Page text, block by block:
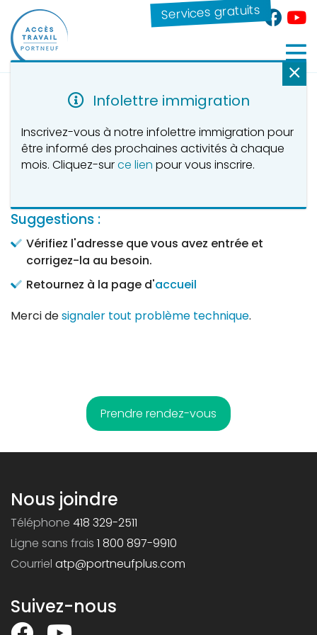
Infolettre immigration
Inscrivez-vous à notre infolettre immigration pour
être informé des prochaines activités à chaque
mois. Cliquez-surce lien pour vous inscrire.
Services gratuits
Erreur 404 - Page introuvable
L'adresse que vous tentez d'atteindre
est introuvable ou inaccessible en ce
Suggestions :
Vérifiez l'adresse que vous avez entrée et
corrigez-la au besoin.
Retournez à la page d'accueil
Merci designaler tout problème technique.
Prendre rendez-vous
Nous joindre
Téléphone 418 329-2511
Ligne sans frais 1 800 897-9910
Courriel atp@portneufplus.com
Suivez-nous